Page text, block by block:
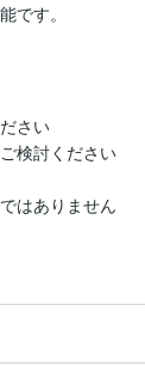
です。
さい
検討ください
はありません